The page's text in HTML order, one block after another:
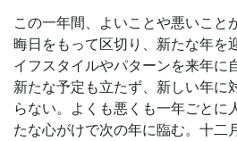
この一年間、よいことや悪いこと
晦日をもって区切り、新たな年を
イフスタイルやパターンを来年に
新たな予定も立たず、新しい年に
らない。よくも悪くも一年ごとに
たな心がけで次の年に臨む。十二